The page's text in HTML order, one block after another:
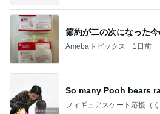
節約が二の次になった
Amebaトピックス 1日前
So many Pooh bears
フィギュアスケート応援（く